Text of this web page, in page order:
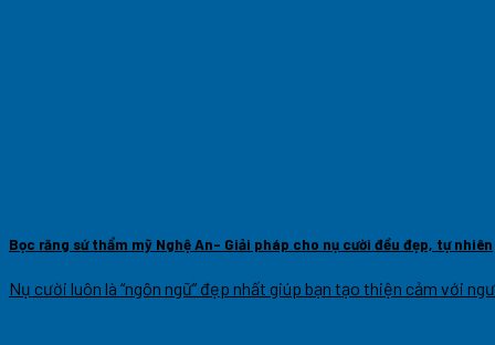
Bọc răng sứ thẩm mỹ Nghệ An- Giải pháp cho nụ cười đều đẹp, tự nhiên
Nụ cười luôn là “ngôn ngữ” đẹp nhất giúp bạn tạo thiện cảm với